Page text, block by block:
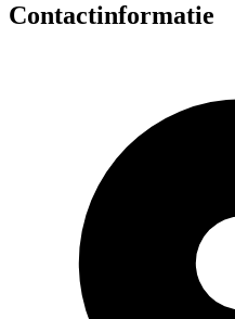
Contactinformatie